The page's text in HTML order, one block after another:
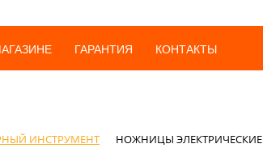
ГАРАНТИЯ КОНТАКТЫ
ИНСТРУМЕНТ НОЖНИЦЫ ЭЛЕКТРИЧЕСКИЕ